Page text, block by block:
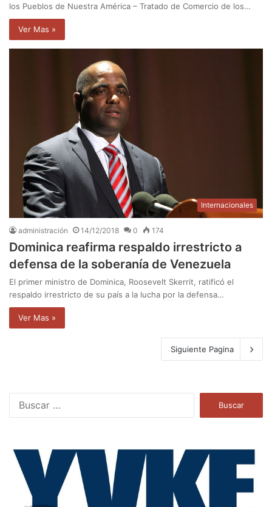
los Pueblos de Nuestra América – Tratado de Comercio de los…
Ver Mas »
Internacionales
administración 14/12/2018 0 174
Dominica reafirma respaldo irrestricto a
defensa de la soberanía de Venezuela
El primer ministro de Dominica, Roosevelt Skerrit, ratificó el
respaldo irrestricto de su país a la lucha por la defensa…
Ver Mas »
Siguiente Pagina
a